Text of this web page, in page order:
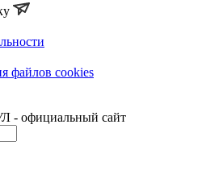
файлов cookies
официальный сайт